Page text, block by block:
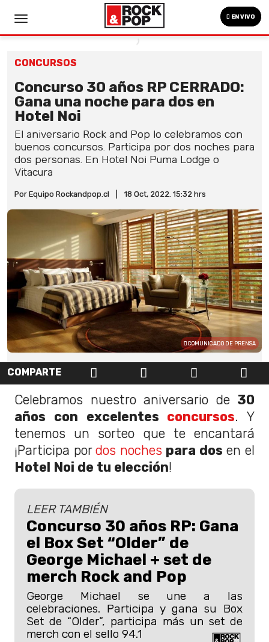
EN VIVO
CONCURSOS
Concurso 30 años RP CERRADO:
Gana una noche para dos en
Hotel Noi
El aniversario Rock and Pop lo celebramos con
buenos concursos. Participa por dos noches para
dos personas. En Hotel Noi Puma Lodge o
Vitacura
Por Equipo Rockandpop.cl 18 Oct, 2022. 15:32 hrs
COMUNICADO DE PRENSA
COMPARTE
Celebramos nuestro aniversario de 30
años con excelentes concursos. Y
tenemos un sorteo que te encantará
¡Participa pordos noches para dos en el
Hotel Noi de tu elección!
LEER TAMBIÉN
Concurso 30 años RP: Gana
el Box Set “Older” de
George Michael + set de
merch Rock and Pop
George Michael se une a las
celebraciones. Participa y gana su Box
Set de “Older”, participa más un set de
merch con el sello 94.1